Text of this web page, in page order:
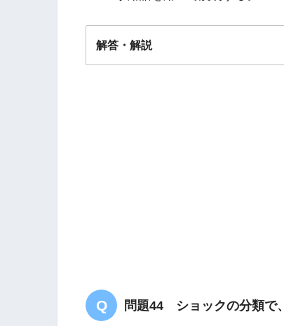
解答・解説
問題44 ショックの分類で